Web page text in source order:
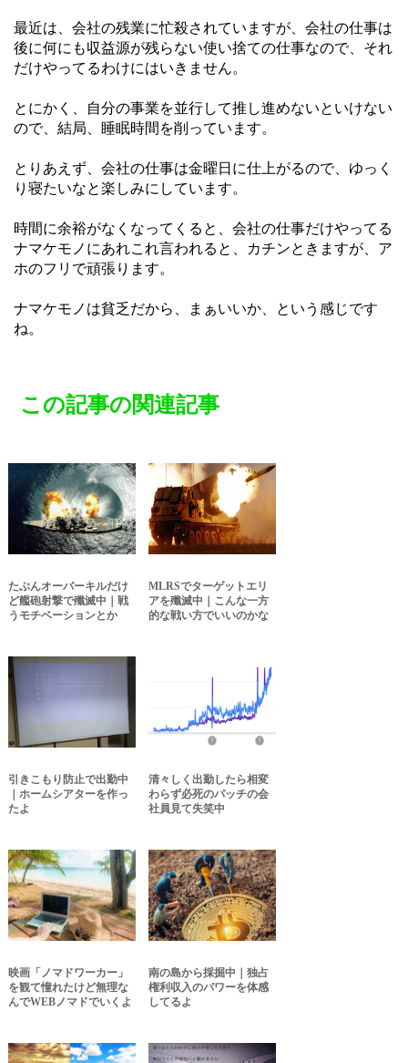
最近は、会社の残業に忙殺されていますが、会社の仕事は
後に何にも収益源が残らない使い捨ての仕事なので、それ
だけやってるわけにはいきません。
とにかく、自分の事業を並行して推し進めないといけない
ので、結局、睡眠時間を削っています。
とりあえず、会社の仕事は金曜日に仕上がるので、ゆっく
り寝たいなと楽しみにしています。
時間に余裕がなくなってくると、会社の仕事だけやってる
ナマケモノにあれこれ言われると、カチンときますが、ア
ホのフリで頑張ります。
ナマケモノは貧乏だから、まぁいいか、という感じです
ね。
この記事の関連記事
たぶんオーバーキルだけ
ど艦砲射撃で殲滅中｜戦
うモチベーションとか
MLRSでターゲットエリ
アを殲滅中｜こんな一方
的な戦い方でいいのかな
引きこもり防止で出勤中
｜ホームシアターを作っ
たよ
清々しく出勤したら相変
わらず必死のパッチの会
社員見て失笑中
映画「ノマドワーカー」
を観て憧れたけど無理な
んでWEBノマドでいくよ
南の島から採掘中｜独占
権利収入のパワーを体感
してるよ